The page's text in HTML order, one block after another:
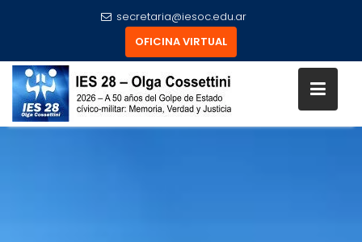
secretaria@iesoc.edu.ar
OFICINA VIRTUAL